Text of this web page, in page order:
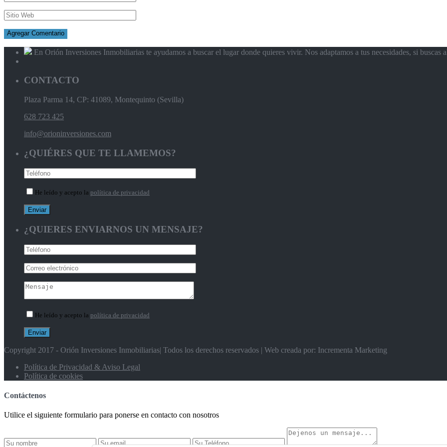
En Orión Inversiones Inmobiliarias te ayudamos a buscar el lugar donde quieres vivir. Nos adaptamos a tus necesidades, si buscas
CONTACTO
Plaza Parma 14, CP: 41089, Montequinto (Sevilla)
628 723 425
info@orioninversiones.com
¿QUIÉRES QUE TE LLAMEMOS?
He leído y acepto la política de privacidad
¿QUIERES ENVIARNOS UN MENSAJE?
He leído y acepto la política de privacidad
Copyright 2017 - Orión Inversiones Inmobiliarias| Todos los derechos reservados | Web creada por: Incrementa Marketing
Política de Privacidad & Aviso Legal
Política de cookies
Contáctenos
Utilice el siguiente formulario para ponerse en contacto con nosotros